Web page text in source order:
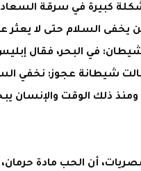
كبيرة في سرقة
يخفى السلام حتى لا يعثر
في البحر، فقال
شيطانة عجوز: نخفي
ومنذ ذلك الوقت والإنسان
أن الحب مادة